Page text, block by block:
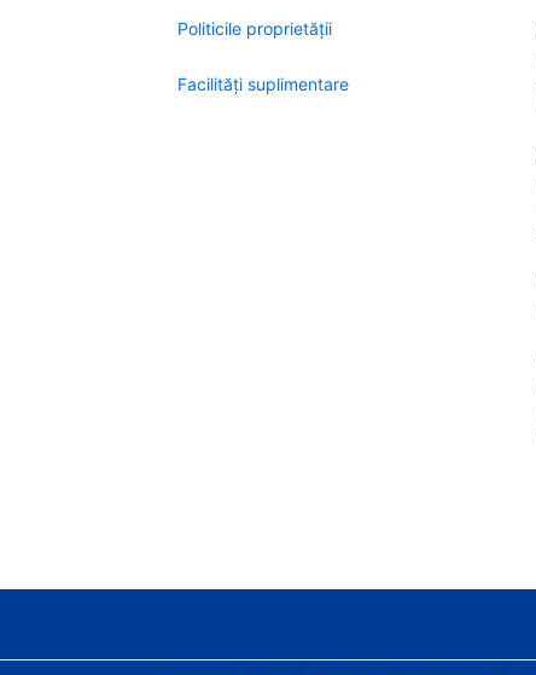
Politicile proprietății
Facilităţi suplimentare